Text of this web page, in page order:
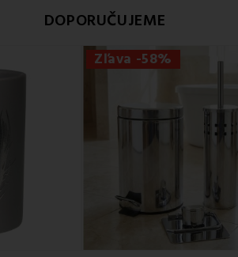
DOPORUČUJEME
Zľava -58%